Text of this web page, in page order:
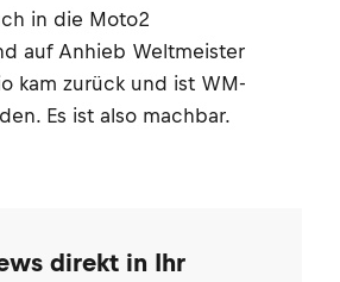
in die Moto2
auf Anhieb Weltmeister
kam zurück und ist WM-
Es ist also machbar.
direkt in Ihr